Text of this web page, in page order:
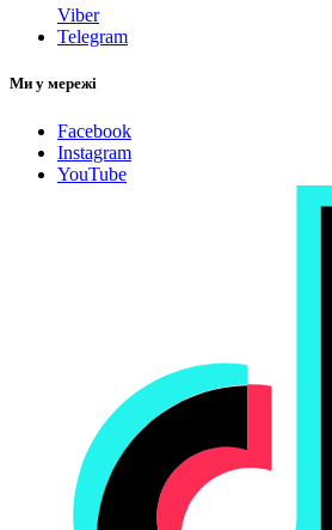
Viber
Telegram
Ми у мережі
Facebook
Instagram
YouTube